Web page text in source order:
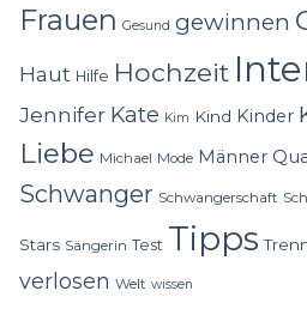
Frauen Gesund gewinnen
Haut Hilfe Hochzeit
Jennifer Kate Kim Kind Kinder
Liebe Michael Mode Männer
Schwanger Schwangerschaft
Stars Sängerin Test Tipps
verlosen Welt wissen